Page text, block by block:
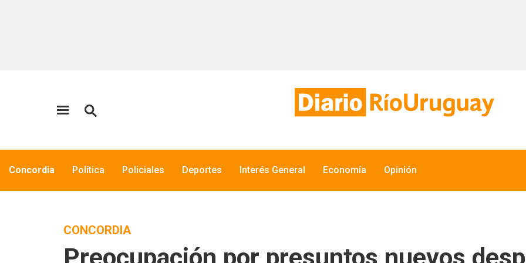
Concordia Política Policiales Deportes Interés General Economía Opinión
CONCORDIA
Preocupación por presuntos nuevos